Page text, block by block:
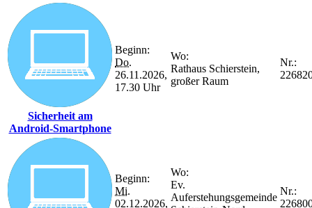
Sicherheit am
Android-Smartphone
Beginn:
Do.
26.11.2026,
17.30 Uhr
Wo:
Rathaus Schierstein,
großer Raum
Nr.:
Beginn:
Mi.
02.12.2026,
Wo:
Ev.
Auferstehungsgemeinde
Nr.: